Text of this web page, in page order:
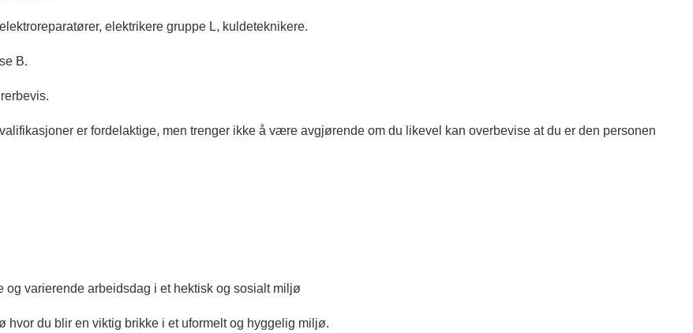
elektrikere gruppe L, kuldeteknikere.
B.
er fordelaktige, men trenger ikke å være avgjørende om du likevel kan overbevise at du er den personen
og varierende arbeidsdag i et hektisk og sosialt miljø
hvor du blir en viktig brikke i et uformelt og hyggelig miljø.